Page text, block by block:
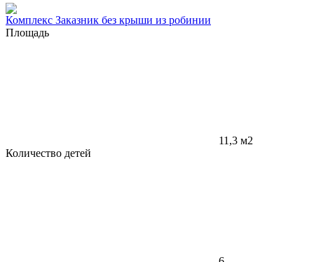
Комплекс Заказник без крыши из робинии
Площадь
11,3 м2
Количество детей